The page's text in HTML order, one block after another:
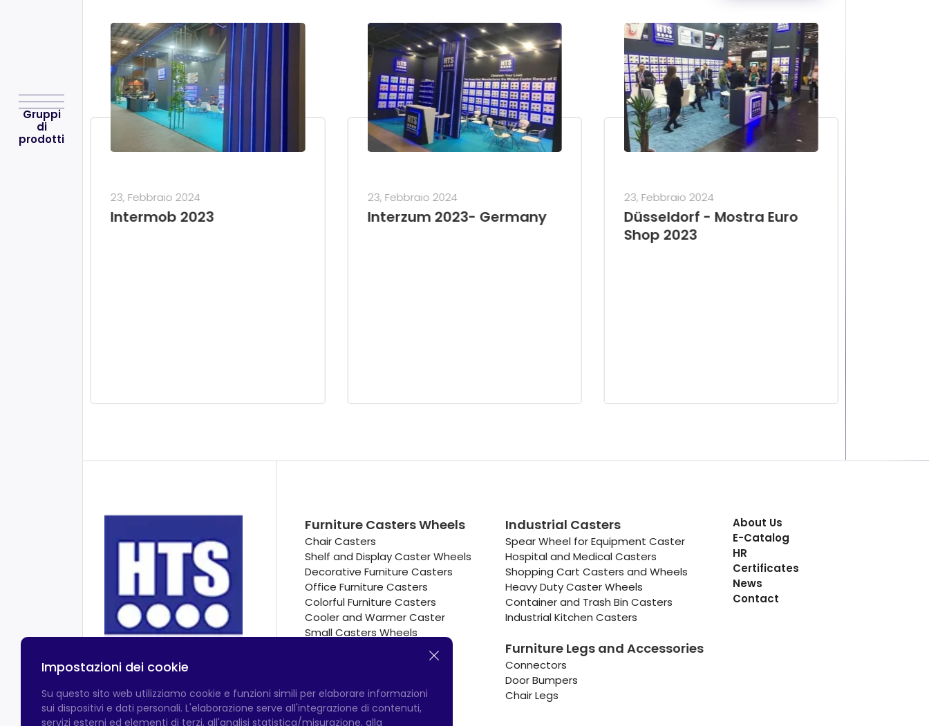
Gruppi
di
prodotti
23, Febbraio 2024
Intermob 2023
23, Febbraio 2024
Interzum 2023- Germany
23, Febbraio 2024
Düsseldorf - Mostra Euro
Shop 2023
Furniture Casters Wheels
Chair Casters
Shelf and Display Caster Wheels
Decorative Furniture Casters
Office Furniture Casters
Colorful Furniture Casters
Cooler and Warmer Caster
Small Casters Wheels
Hotel Equipment Casters
Industrial Casters
Spear Wheel for Equipment Caster
Hospital and Medical Casters
Shopping Cart Casters and Wheels
Heavy Duty Caster Wheels
Container and Trash Bin Casters
Industrial Kitchen Casters
Furniture Legs and Accessories
Connectors
Door Bumpers
Chair Legs
About Us
E-Catalog
HR
Certificates
News
Contact
Impostazioni dei cookie
Su questo sito web utilizziamo cookie e funzioni simili per elaborare informazioni
sui dispositivi e dati personali. L'elaborazione serve all'integrazione di contenuti,
servizi esterni ed elementi di terzi, all'analisi statistica/misurazione, alla